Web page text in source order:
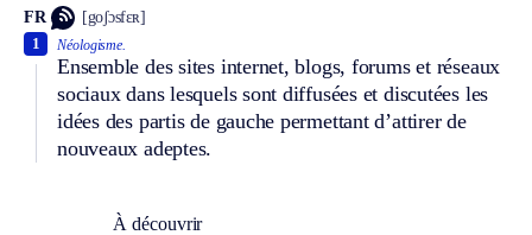
FR [goʃɔsfɛʀ]
Néologisme.
Ensemble des sites internet, blogs, forums et réseaux
sociaux dans lesquels sont diffusées et discutées les
idées des partis de gauche permettant d’attirer de
nouveaux adeptes.
1
À découvrir